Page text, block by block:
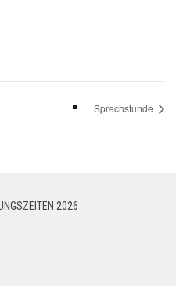
Sprechstunde
2026